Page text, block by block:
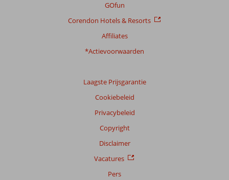
GOfun
Corendon Hotels & Resorts
Affiliates
*Actievoorwaarden
Laagste Prijsgarantie
Cookiebeleid
Privacybeleid
Copyright
Disclaimer
Vacatures
Pers